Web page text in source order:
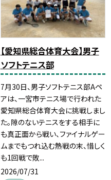
【愛知県総合体育大会】男子
ソフトテニス部
7月30日、男子ソフトテニス部Aペ
アは、一宮市テニス場で行われた
愛知県総合体育大会に挑戦しまし
た。隙のないテニスをする相手に
も真正面から戦い、ファイナルゲー
ムまでもつれ込む熱戦の末、惜しく
も1回戦で敗...
2026/07/31